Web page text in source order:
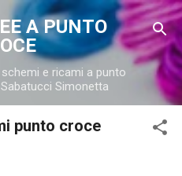
principali
A PUNTO
e ricami a punto
Simonetta
punto croce